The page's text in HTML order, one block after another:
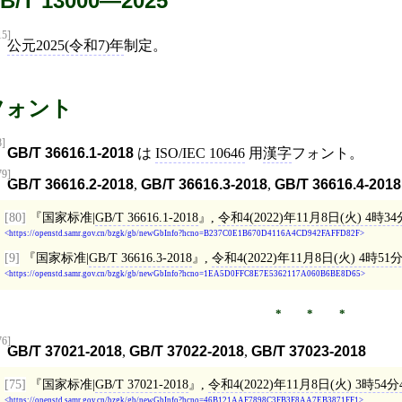
公元2025(令和7)年制定。
ォント
GB/T 36616.1-2018 は ISO/IEC 10646 用漢字フォント。
GB/T 36616.2-2018, GB/T 36616.3-2018, GB/T 36616.4-2018
[80] 国家标准|GB/T 36616.1-2018 令和4(2022)年11月8日(火) 4時34
https://openstd.samr.gov.cn/bzgk/gb/newGbInfo?hcno=B237C0E1B670D4116A4CD942FAFFD82F
[9] 国家标准|GB/T 36616.3-2018 令和4(2022)年11月8日(火) 4時51
https://openstd.samr.gov.cn/bzgk/gb/newGbInfo?hcno=1EA5D0FFC8E7E5362117A060B6BE8D65
GB/T 37021-2018, GB/T 37022-2018, GB/T 37023-2018
[75] 国家标准|GB/T 37021-2018 令和4(2022)年11月8日(火) 3時54分
https://openstd.samr.gov.cn/bzgk/gb/newGbInfo?hcno=46B121AAF7898C3FB3F8AA7EB3871FF1